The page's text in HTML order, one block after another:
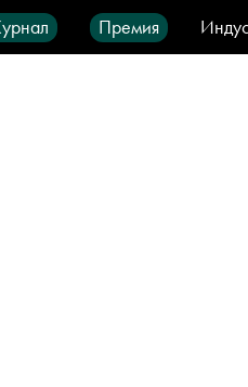
Премия
Город IT-продукты